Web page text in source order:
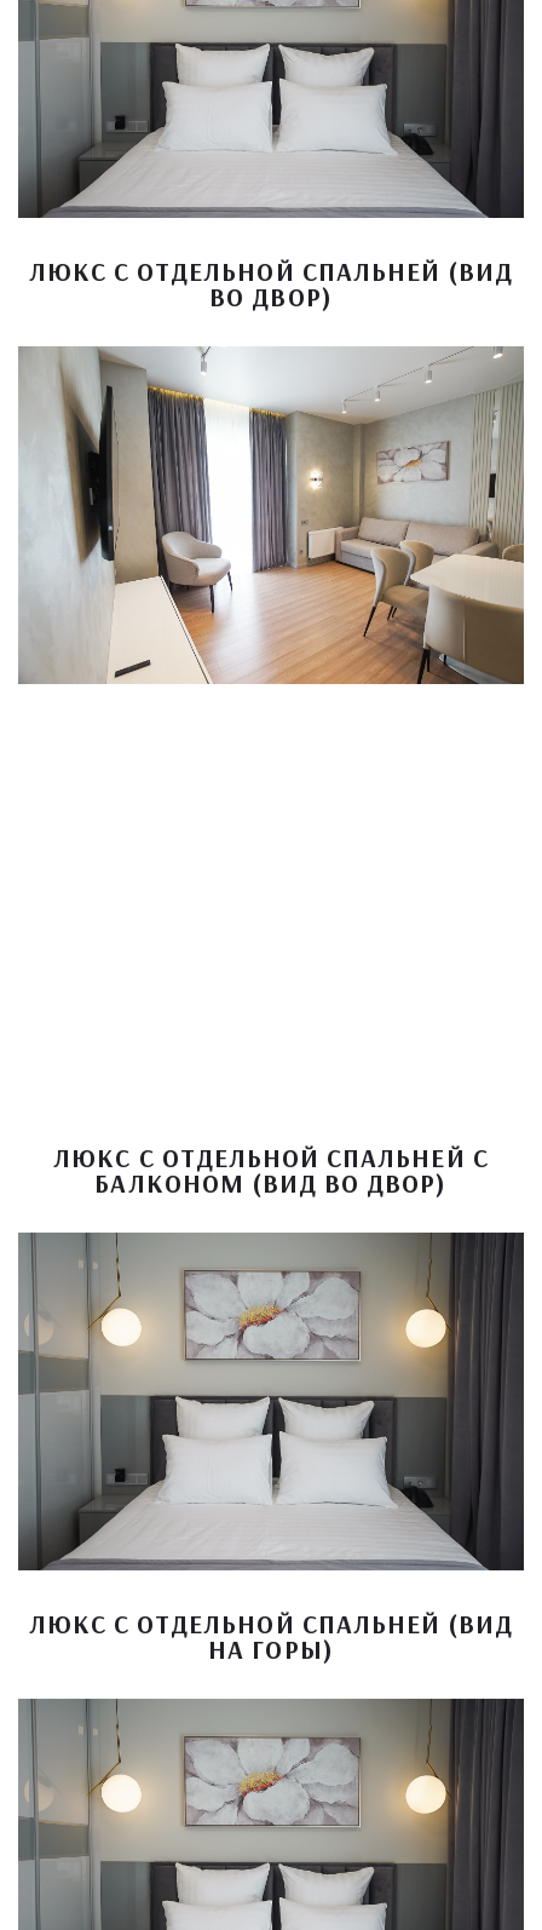
ЛЮКС С ОТДЕЛЬНОЙ СПАЛЬНЕЙ (ВИД
ВО ДВОР)
ЛЮКС С ОТДЕЛЬНОЙ СПАЛЬНЕЙ С
БАЛКОНОМ (ВИД ВО ДВОР)
ЛЮКС С ОТДЕЛЬНОЙ СПАЛЬНЕЙ (ВИД
НА ГОРЫ)